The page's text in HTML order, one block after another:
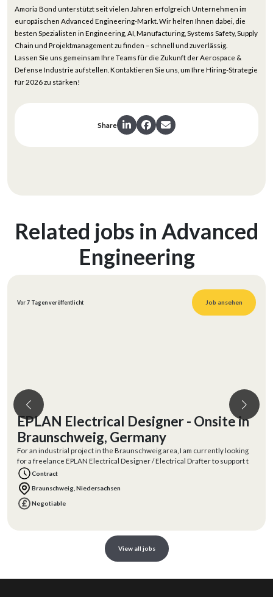
Amoria Bond unterstützt seit vielen Jahren erfolgreich Unternehmen im
europäischen Advanced Engineering-Markt. Wir helfen Ihnen dabei, die
besten Spezialisten in Engineering, AI, Manufacturing, Systems Safety, Supply
Chain und Projektmanagement zu finden – schnell und zuverlässig.
Lassen Sie uns gemeinsam Ihre Teams für die Zukunft der Aerospace &
Defense Industrie aufstellen. Kontaktieren Sie uns , um Ihre Hiring-Strategie
für 2026 zu stärken!
Share
Related jobs in Advanced
Engineering
Vor 7 Tagen veröffentlicht Job ansehen
Junior Technischer Produktdesigner
Blech - PTC Creo (m/w/d)
Für ein kurzfristig startendes Projekt suche ich einen freiberuflichen
Technischen Produktdesigner beziehungsweise CAD-Zeichner mit
Erfahrung in der B
Contract
Siegen (57072), Nordrhein-Westfalen
Negotiable
View all jobs